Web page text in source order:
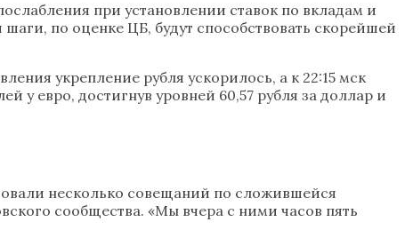
при установлении ставок по вкладам и
по оценке ЦБ, будут способствовать скорейшей
укрепление рубля ускорилось, а к 22:15 мск
у евро, достигнув уровней 60,57 рубля за доллар и
несколько совещаний по сложившейся
сообщества. «Мы вчера с ними часов пять